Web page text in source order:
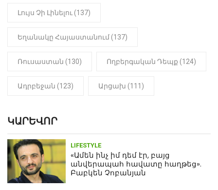
Լույս Չի Լինելու (137)
Եղանակը Հայաստանում (137)
Ռուսաստան (130) Ողբերգական Դեպք (124)
Ադրբեջան (123) Արցախ (111)
ԿԱՐԵՎՈՐ
LIFESTYLE
«Ամեն ինչ իմ դեմ էր, բայց
անվերապահ հավատը հաղթեց».
Բաբկեն Չոբանյան